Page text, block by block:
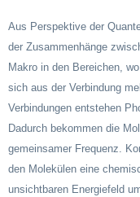
Aus Perspektive der
der Zusammenhänge
Makro in den Bereichen,
sich aus der Verbindung
Verbindungen entstehen
Dadurch bekommen die
gemeinsamer Frequenz.
den Molekülen eine
unsichtbaren Energiefeld